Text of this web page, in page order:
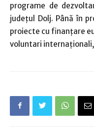
programe de
județul Dolj. Până în
proiecte cu finanțare
voluntari